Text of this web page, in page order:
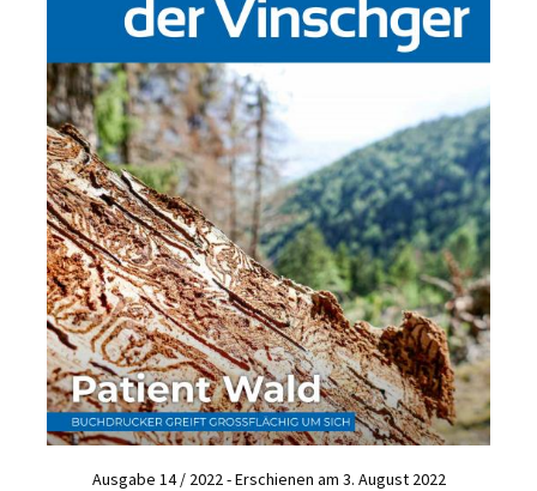
Ausgabe 14 / 2022 - Erschienen am 3. August 2022